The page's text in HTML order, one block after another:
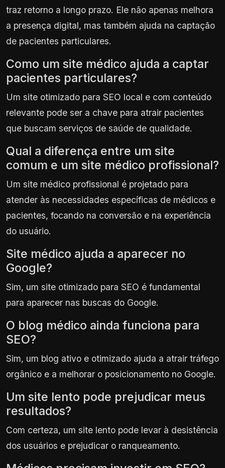
traz retorno a longo prazo. Ele não apenas melhora
a presença digital, mas também ajuda na captação
de pacientes particulares.
Como um site médico ajuda a captar
pacientes particulares?
Um site otimizado para SEO local e com conteúdo
relevante pode ser a chave para atrair pacientes
que buscam serviços de saúde de qualidade.
Qual a diferença entre um site
comum e um site médico profissional?
Um site médico profissional é projetado para
atender às necessidades específicas de médicos e
pacientes, focando na conversão e na experiência
do usuário.
Site médico ajuda a aparecer no
Google?
Sim, um site otimizado para SEO é fundamental
para aparecer nas buscas do Google.
O blog médico ainda funciona para
SEO?
Sim, um blog ativo e otimizado ajuda a atrair tráfego
orgânico e a melhorar o posicionamento no Google.
Um site lento pode prejudicar meus
resultados?
Com certeza, um site lento pode levar à desistência
dos usuários e prejudicar o ranqueamento.